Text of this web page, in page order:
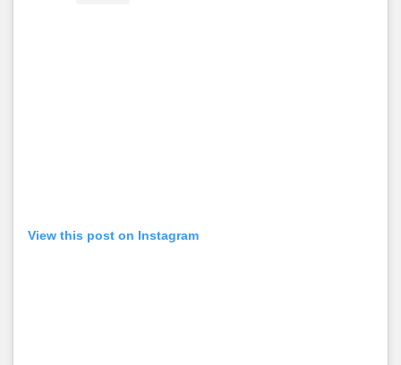
View this post on Instagram